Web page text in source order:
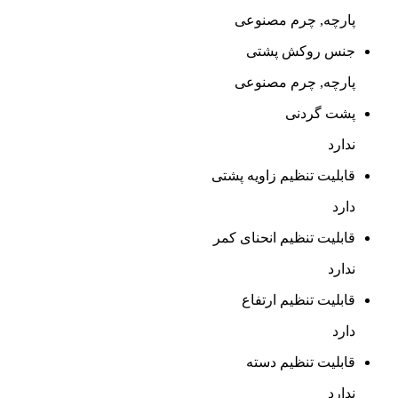
پارچه, چرم مصنوعی
جنس روکش پشتی
پارچه, چرم مصنوعی
پشت گردنی
ندارد
قابلیت تنظیم زاویه پشتی
دارد
قابلیت تنظیم انحنای کمر
ندارد
قابلیت تنظیم ارتفاع
دارد
قابلیت تنظیم دسته
ندارد